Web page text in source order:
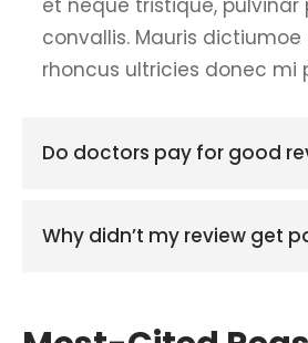
et neque tristique, pulvinar
convallis. Mauris
rhoncus ultricies donec mi
Do doctors pay for good
Why didn’t my review get